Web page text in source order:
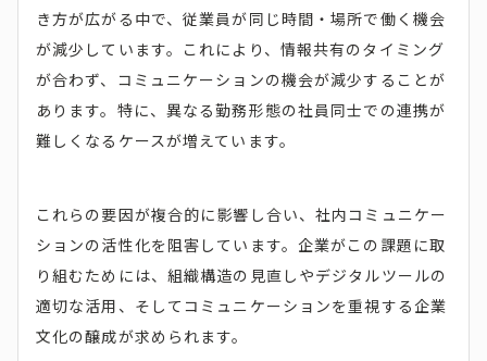
き方が広がる中で、従業員が同じ時間・場所で働く機会
が減少しています。​これにより、情報共有のタイミング
が合わず、コミュニケーションの機会が減少することが
あります。​特に、異なる勤務形態の社員同士での連携が
難しくなるケースが増えています。​
これらの要因が複合的に影響し合い、社内コミュニケー
ションの活性化を阻害しています。​企業がこの課題に取
り組むためには、組織構造の見直しやデジタルツールの
適切な活用、そしてコミュニケーションを重視する企業
文化の醸成が求められます。